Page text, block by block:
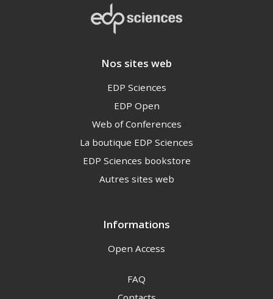
Informations
Open Access
FAQ
Nos sites web
EDP Sciences
EDP Open
Web of Conferences
La boutique EDP Sciences
EDP Sciences bookstore
Autres sites web